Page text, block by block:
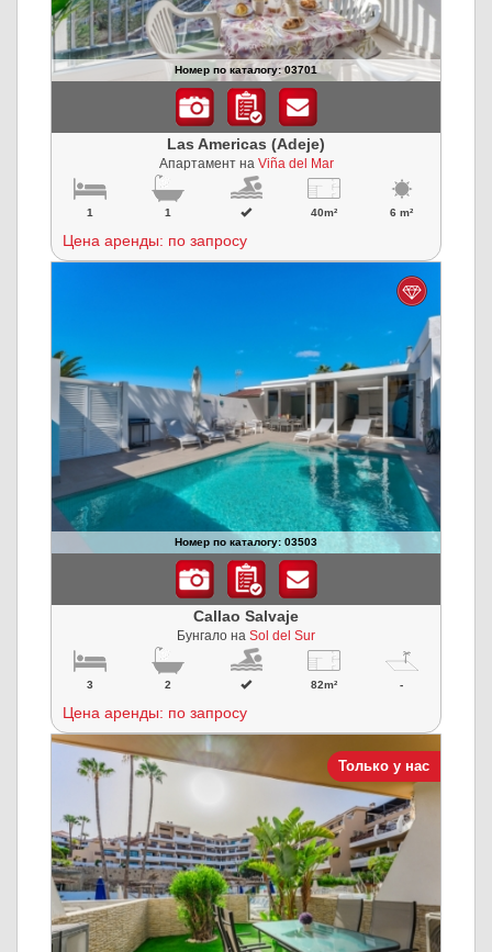
Номер по каталогу: 03701
Las Americas (Adeje)
Апартамент на Viña del Mar
1 1 40m² 6 m²
Цена аренды: по запросу
Номер по каталогу: 03503
Callao Salvaje
Бунгало на Sol del Sur
3 2 82m² -
Цена аренды: по запросу
Только у нас